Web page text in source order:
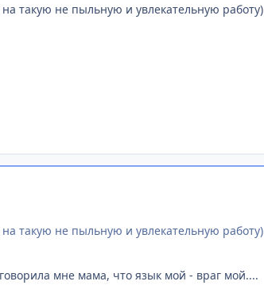
такую не пыльную и увлекательную работу)
такую не пыльную и увлекательную работу)
мне мама, что язык мой - враг мой....